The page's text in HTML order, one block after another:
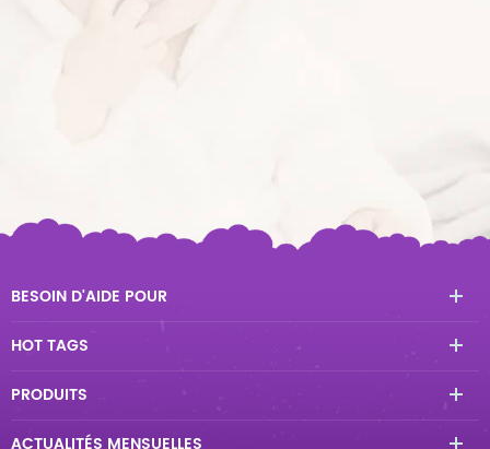
BESOIN D'AIDE POUR
HOT TAGS
PRODUITS
ACTUALITÉS MENSUELLES